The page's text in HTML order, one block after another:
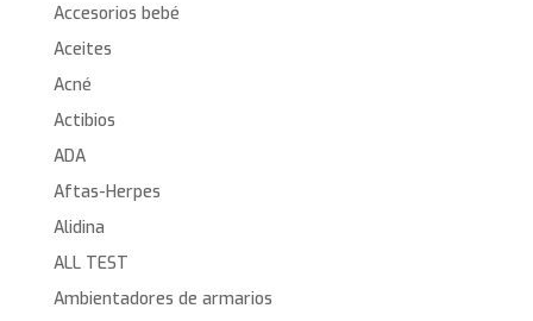
Accesorios bebé
Aceites
Acné
Actibios
ADA
Aftas-Herpes
Alidina
ALL TEST
Ambientadores de armarios